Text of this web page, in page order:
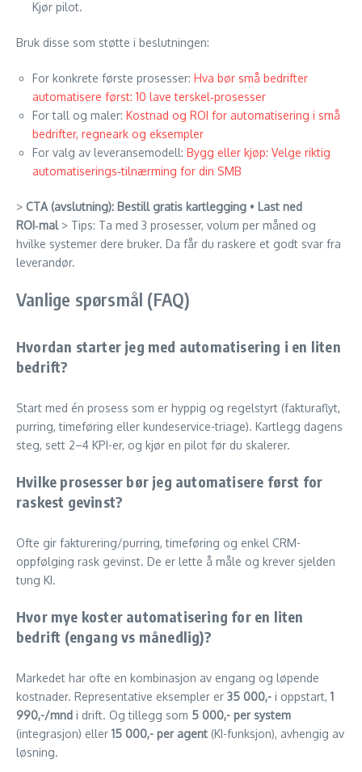
Kjør pilot.
Bruk disse som støtte i beslutningen:
For konkrete første prosesser: Hva bør små bedrifter
automatisere først: 10 lave terskel‑prosesser
For tall og maler: Kostnad og ROI for automatisering i små
bedrifter, regneark og eksempler
For valg av leveransemodell: Bygg eller kjøp: Velge riktig
automatiserings‑tilnærming for din SMB
> CTA (avslutning): Bestill gratis kartlegging • Last ned
ROI‑mal> Tips: Ta med 3 prosesser, volum per måned og
hvilke systemer dere bruker. Da får du raskere et godt svar fra
leverandør.
Vanlige spørsmål (FAQ)
Hvordan starter jeg med automatisering i en liten
bedrift?
Start med én prosess som er hyppig og regelstyrt (fakturaflyt,
purring, timeføring eller kundeservice-triage). Kartlegg dagens
steg, sett 2–4 KPI-er, og kjør en pilot før du skalerer.
Hvilke prosesser bør jeg automatisere først for
raskest gevinst?
Ofte gir fakturering/purring, timeføring og enkel CRM-
oppfølging rask gevinst. De er lette å måle og krever sjelden
tung KI.
Hvor mye koster automatisering for en liten
bedrift (engang vs månedlig)?
Markedet har ofte en kombinasjon av engang og løpende
kostnader. Representative eksempler er 35 000,- i oppstart, 1
990,-/mnd i drift. Og tillegg som 5 000,- per system
(integrasjon) eller 15 000,- per agent (KI-funksjon), avhengig av
løsning.